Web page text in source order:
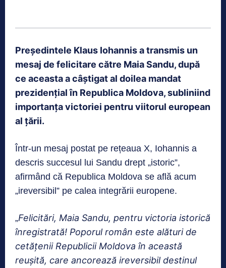
Președintele Klaus Iohannis a transmis un
mesaj de felicitare către Maia Sandu, după
ce aceasta a câștigat al doilea mandat
prezidențial în Republica Moldova, subliniind
importanța victoriei pentru viitorul european
al țării.
Într-un mesaj postat pe rețeaua X, Iohannis a
descris succesul lui Sandu drept „istoric”,
afirmând că Republica Moldova se află acum
„ireversibil” pe calea integrării europene.
„Felicitări, Maia Sandu, pentru victoria istorică
înregistrată! Poporul român este alături de
cetățenii Republicii Moldova în această
reușită, care ancorează ireversibil destinul